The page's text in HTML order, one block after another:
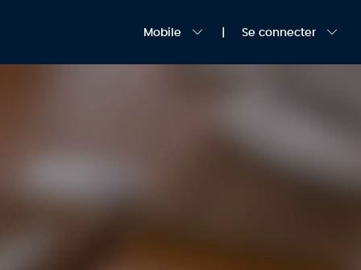
Mobile Se connecter